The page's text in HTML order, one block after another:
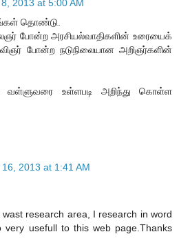
2013 at 5:00 AM
தொண்டு.
போன்ற அரசியல்வாதிகளின் உரையைக்
போன்ற நடுநிலையான அறிஞர்களின்
உள்ளபடி அறிந்து கொள்ள
2013 at 1:41 AM
research area, I research in word
very usefull to this web page.Thanks